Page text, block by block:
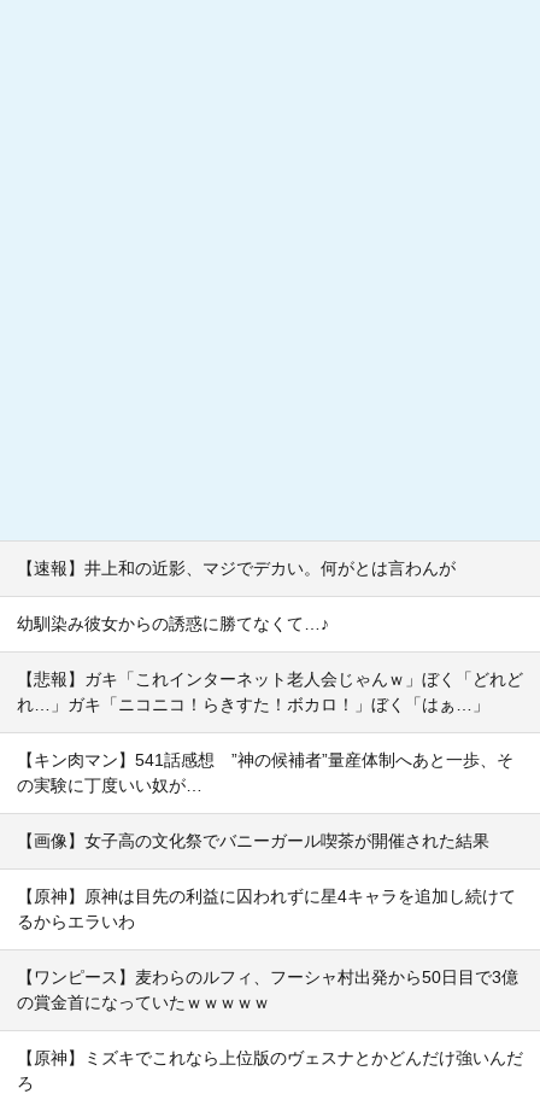
【速報】井上和の近影、マジでデカい。何がとは言わんが
幼馴染み彼女からの誘惑に勝てなくて…♪
【悲報】ガキ「これインターネット老人会じゃんｗ」ぼく「どれど
れ…」ガキ「ニコニコ！らきすた！ボカロ！」ぼく「はぁ…」
【キン肉マン】541話感想 ”神の候補者”量産体制へあと一歩、そ
の実験に丁度いい奴が…
【画像】女子高の文化祭でバニーガール喫茶が開催された結果
【原神】原神は目先の利益に囚われずに星4キャラを追加し続けて
るからエラいわ
【ワンピース】麦わらのルフィ、フーシャ村出発から50日目で3億
の賞金首になっていたｗｗｗｗｗ
【原神】ミズキでこれなら上位版のヴェスナとかどんだけ強いんだ
ろ